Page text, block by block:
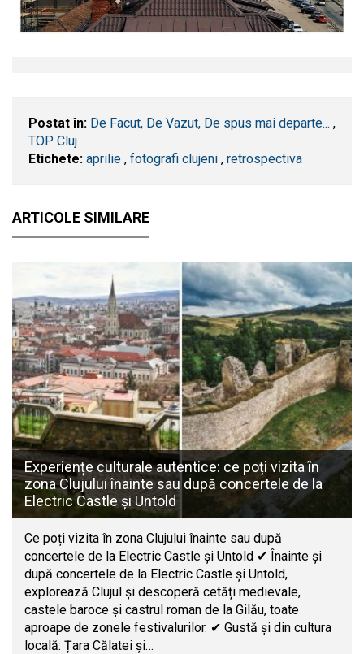
Postat în: De Facut, De Vazut, De spus mai departe... ,
TOP Cluj
Etichete: aprilie , fotografi clujeni , retrospectiva
ARTICOLE SIMILARE
Experiențe culturale autentice: ce poți vizita în
zona Clujului înainte sau după concertele de la
Electric Castle și Untold
Ce poți vizita în zona Clujului înainte sau după
concertele de la Electric Castle și Untold ✔ Înainte și
după concertele de la Electric Castle și Untold,
explorează Clujul și descoperă cetăți medievale,
castele baroce și castrul roman de la Gilău, toate
aproape de zonele festivalurilor. ✔ Gustă și din cultura
locală: Țara Călatei și…